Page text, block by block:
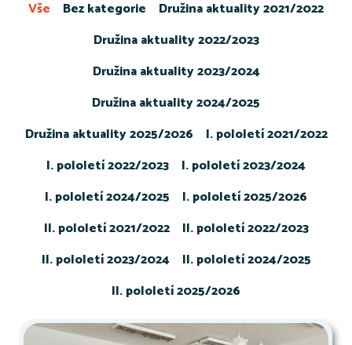
Bez kategorie
Družina aktuality 2021/2022
Družina aktuality 2022/2023
Družina aktuality 2023/2024
Družina aktuality 2024/2025
Družina aktuality 2025/2026
I. pololetí 2021/2022
I. pololetí 2022/2023
I. pololetí 2023/2024
I. pololetí 2024/2025
I. pololetí 2025/2026
II. pololetí 2021/2022
II. pololetí 2022/2023
II. pololetí 2023/2024
II. pololetí 2024/2025
II. pololetí 2025/2026
Vše